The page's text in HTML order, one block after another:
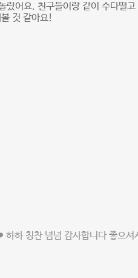
랐어요. 친구들이랑 같이 수다떨
것 같아요!
하 칭찬 넘넘 감사합니다 좋으셔